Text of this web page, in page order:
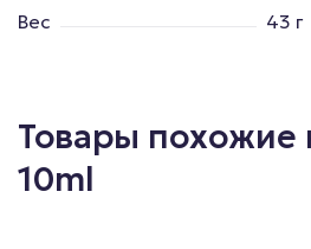
Вес
43 г
Товары похожие
10ml